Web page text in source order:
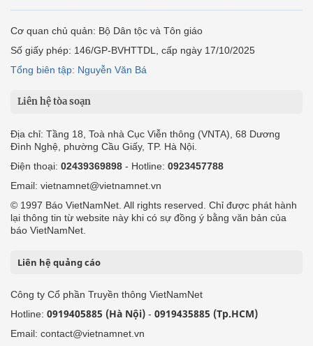
Cơ quan chủ quản: Bộ Dân tộc và Tôn giáo
Số giấy phép: 146/GP-BVHTTDL, cấp ngày 17/10/2025
Tổng biên tập: Nguyễn Văn Bá
Liên hệ tòa soạn
Địa chỉ: Tầng 18, Toà nhà Cục Viễn thông (VNTA), 68 Dương
Đình Nghệ, phường Cầu Giấy, TP. Hà Nội.
Điện thoại: 02439369898 - Hotline: 0923457788
Email: vietnamnet@vietnamnet.vn
© 1997 Báo VietNamNet. All rights reserved. Chỉ được phát hành
lại thông tin từ website này khi có sự đồng ý bằng văn bản của
báo VietNamNet.
Liên hệ quảng cáo
Công ty Cổ phần Truyền thông VietNamNet
Hotline: 0919405885 (Hà Nội) - 0919435885 (Tp.HCM)
Email: contact@vietnamnet.vn